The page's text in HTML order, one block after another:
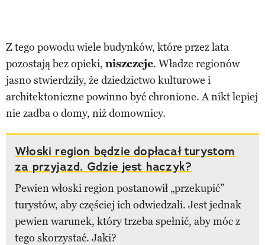
Z tego powodu wiele budynków, które przez lata
pozostają bez opieki, niszczeje. Władze regionów
jasno stwierdziły, że dziedzictwo kulturowe i
architektoniczne powinno być chronione. A nikt lepiej
nie zadba o domy, niż domownicy.
Włoski region będzie dopłacał turystom
za przyjazd. Gdzie jest haczyk?
Pewien włoski region postanowił „przekupić”
turystów, aby częściej ich odwiedzali. Jest jednak
pewien warunek, który trzeba spełnić, aby móc z
tego skorzystać. Jaki?